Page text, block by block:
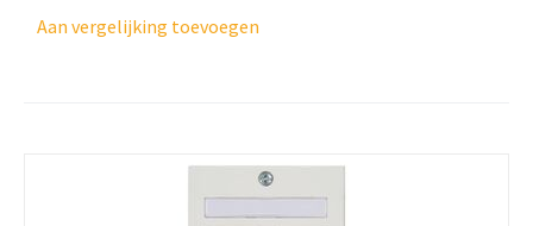
Aan vergelijking toevoegen